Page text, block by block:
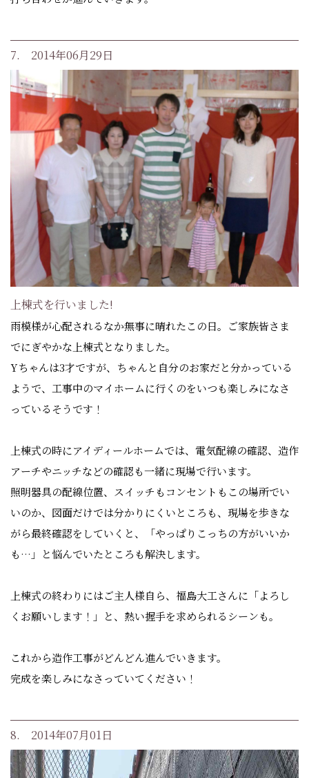
7. 2014年06月29日
上棟式を行いました!
雨模様が心配されるなか無事に晴れたこの日。ご家族皆さま
でにぎやかな上棟式となりました。
Yちゃんは3才ですが、ちゃんと自分のお家だと分かっている
ようで、工事中のマイホームに行くのをいつも楽しみになさ
っているそうです！
上棟式の時にアイディールホームでは、電気配線の確認、造作
アーチやニッチなどの確認も一緒に現場で行います。
照明器具の配線位置、スイッチもコンセントもこの場所でい
いのか、図面だけでは分かりにくいところも、現場を歩きな
がら最終確認をしていくと、「やっぱりこっちの方がいいか
も…」と悩んでいたところも解決します。
上棟式の終わりにはご主人様自ら、福島大工さんに「よろし
くお願いします！」と、熱い握手を求められるシーンも。
これから造作工事がどんどん進んでいきます。
完成を楽しみになさっていてください！
8. 2014年07月01日